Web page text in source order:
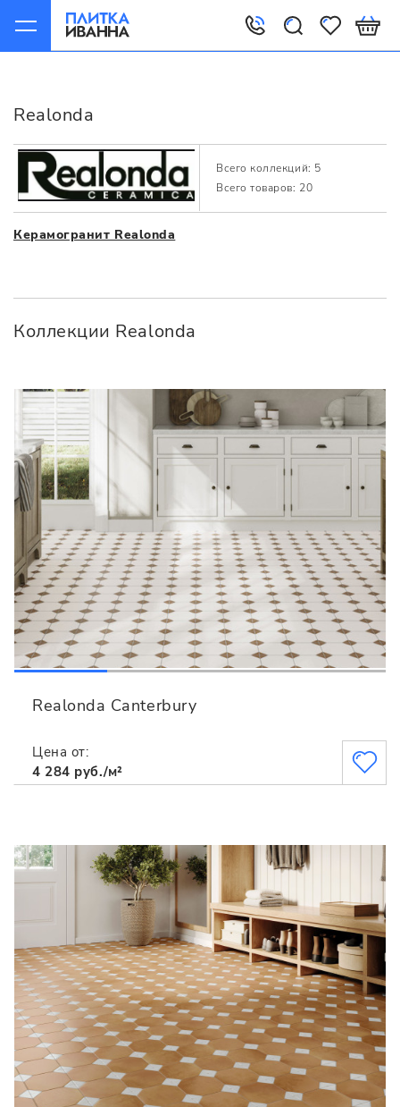
Realonda
Всего коллекций: 5
Всего товаров: 20
Керамогранит Realonda
Коллекции Realonda
Realonda Canterbury
Цена от:
4 284 руб./м²